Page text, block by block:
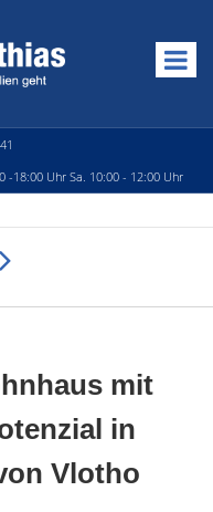
-18:00 Uhr Sa. 10:00 - 12:00 Uhr
mit
in
Vlotho